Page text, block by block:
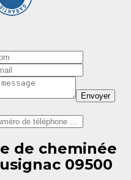
de cheminée
09500